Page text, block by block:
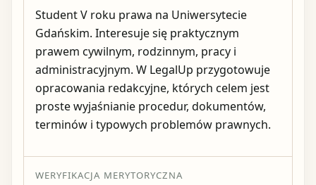
Student V roku prawa na Uniwersytecie
Gdańskim. Interesuje się praktycznym
prawem cywilnym, rodzinnym, pracy i
administracyjnym. W LegalUp przygotowuje
opracowania redakcyjne, których celem jest
proste wyjaśnianie procedur, dokumentów,
terminów i typowych problemów prawnych.
WERYFIKACJA MERYTORYCZNA